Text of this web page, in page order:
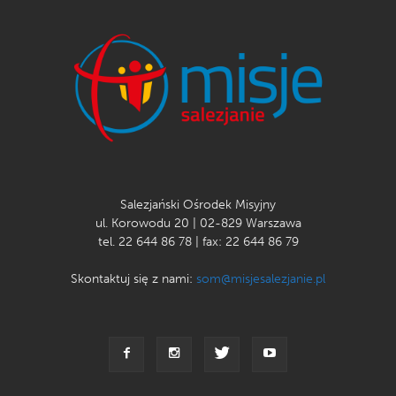
Salezjański Ośrodek Misyjny
ul. Korowodu 20 | 02-829 Warszawa
tel. 22 644 86 78 | fax: 22 644 86 79
Skontaktuj się z nami: som@misjesalezjanie.pl